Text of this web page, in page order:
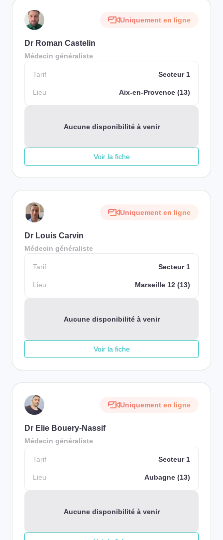
Uniquement en ligne
Dr Roman Castelin
Médecin généraliste
Tarif Secteur 1
Lieu Aix-en-Provence (13)
Aucune disponibilité à venir
Voir la fiche
Uniquement en ligne
Dr Louis Carvin
Médecin généraliste
Tarif Secteur 1
Lieu Marseille 12 (13)
Aucune disponibilité à venir
Voir la fiche
Uniquement en ligne
Dr Elie Bouery-Nassif
Médecin généraliste
Tarif Secteur 1
Lieu Aubagne (13)
Aucune disponibilité à venir